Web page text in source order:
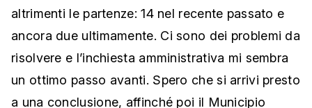
altrimenti le partenze: 14 nel recente passato e
ancora due ultimamente. Ci sono dei problemi da
risolvere e l’inchiesta amministrativa mi sembra
un ottimo passo avanti. Spero che si arrivi presto
a una conclusione, affinché poi il Municipio